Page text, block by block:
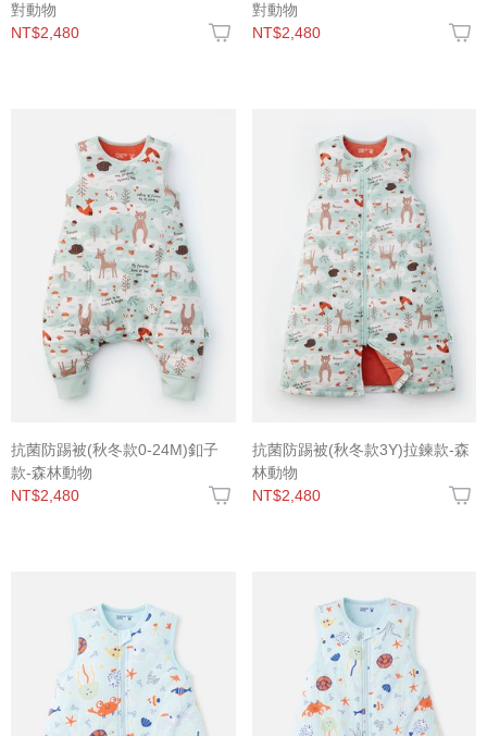
對動物
NT$2,480
對動物
NT$2,480
抗菌防踢被(秋冬款0-24M)釦子
款-森林動物
NT$2,480
抗菌防踢被(秋冬款3Y)拉鍊款-森
林動物
NT$2,480